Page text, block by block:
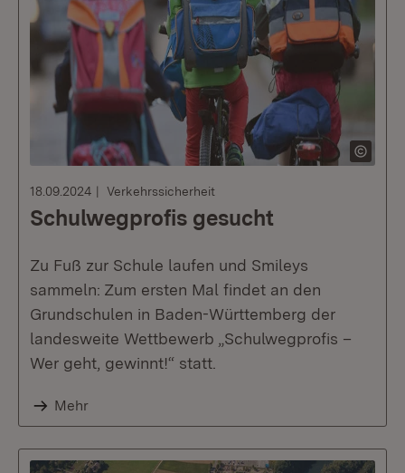
18.09.2024 Verkehrssicherheit
Schulwegprofis gesucht
Zu Fuß zur Schule laufen und Smileys
sammeln: Zum ersten Mal findet an den
Grundschulen in Baden-Württemberg der
landesweite Wettbewerb „Schulwegprofis –
Wer geht, gewinnt!“ statt.
Mehr